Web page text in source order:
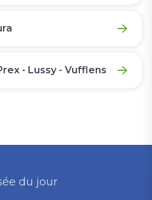
- Lussy - Vufflens
du jour